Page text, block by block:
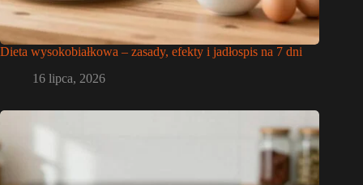
Dieta wysokobiałkowa – zasady, efekty i jadłospis na 7 dni
16 lipca, 2026